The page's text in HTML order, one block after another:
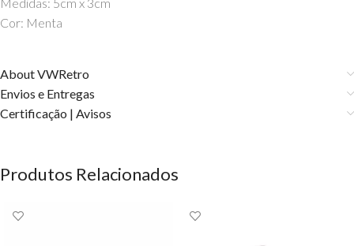
Cor: Menta
About VWRetro
Envios e Entregas
Certificação | Avisos
Produtos Relacionados